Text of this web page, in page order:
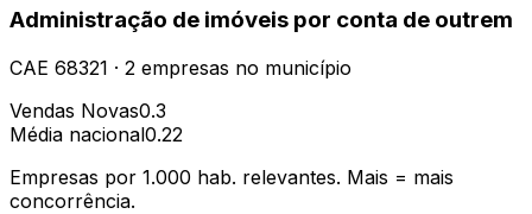
Administração de imóveis por conta de outrem
CAE 68321 · 2 empresas no município
Vendas Novas0.3
Média nacional0.22
Empresas por 1.000 hab. relevantes. Mais = mais
concorrência.